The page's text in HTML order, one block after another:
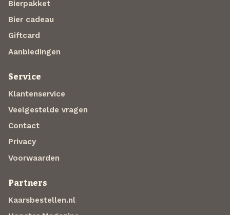
Bierpakket
Bier cadeau
Giftcard
Aanbiedingen
Service
Klantenservice
Veelgestelde vragen
Contact
Privacy
Voorwaarden
Partners
Kaarsbestellen.nl